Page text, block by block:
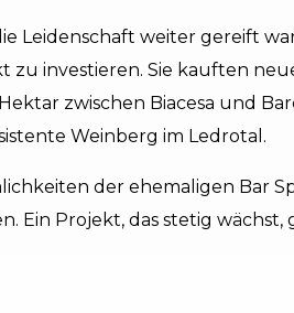
Leidenschaft weiter gereift
zu investieren. Sie kauften
zwischen Biacesa und
Weinberg im Ledrotal.
der ehemaligen Bar
Ein Projekt, das stetig wächst,